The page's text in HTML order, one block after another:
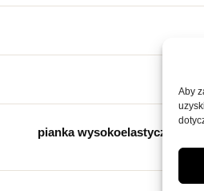
Aby
pianka wysokoelastyczna o